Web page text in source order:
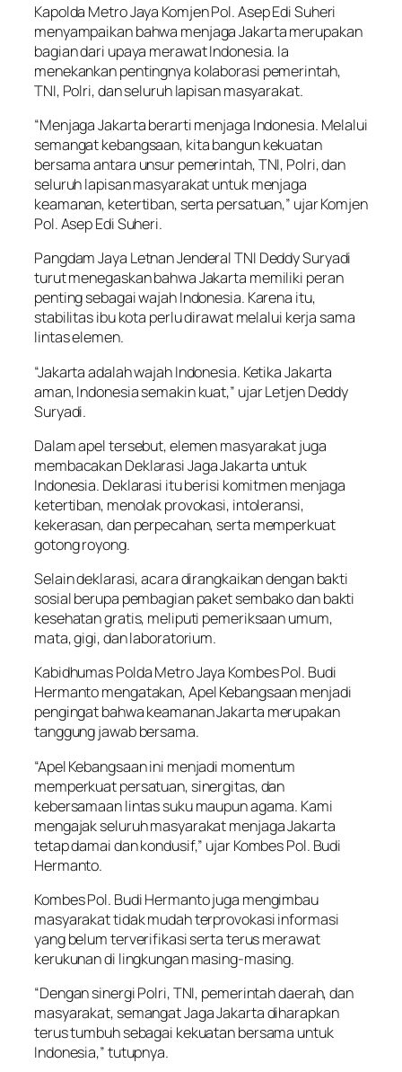
Kapolda Metro Jaya Komjen Pol. Asep Edi Suheri
menyampaikan bahwa menjaga Jakarta merupakan
bagian dari upaya merawat Indonesia. Ia
menekankan pentingnya kolaborasi pemerintah,
TNI, Polri, dan seluruh lapisan masyarakat.
“Menjaga Jakarta berarti menjaga Indonesia. Melalui
semangat kebangsaan, kita bangun kekuatan
bersama antara unsur pemerintah, TNI, Polri, dan
seluruh lapisan masyarakat untuk menjaga
keamanan, ketertiban, serta persatuan,” ujar Komjen
Pol. Asep Edi Suheri.
Pangdam Jaya Letnan Jenderal TNI Deddy Suryadi
turut menegaskan bahwa Jakarta memiliki peran
penting sebagai wajah Indonesia. Karena itu,
stabilitas ibu kota perlu dirawat melalui kerja sama
lintas elemen.
“Jakarta adalah wajah Indonesia. Ketika Jakarta
aman, Indonesia semakin kuat,” ujar Letjen Deddy
Suryadi.
Dalam apel tersebut, elemen masyarakat juga
membacakan Deklarasi Jaga Jakarta untuk
Indonesia. Deklarasi itu berisi komitmen menjaga
ketertiban, menolak provokasi, intoleransi,
kekerasan, dan perpecahan, serta memperkuat
gotong royong.
Selain deklarasi, acara dirangkaikan dengan bakti
sosial berupa pembagian paket sembako dan bakti
kesehatan gratis, meliputi pemeriksaan umum,
mata, gigi, dan laboratorium.
Kabidhumas Polda Metro Jaya Kombes Pol. Budi
Hermanto mengatakan, Apel Kebangsaan menjadi
pengingat bahwa keamanan Jakarta merupakan
tanggung jawab bersama.
“Apel Kebangsaan ini menjadi momentum
memperkuat persatuan, sinergitas, dan
kebersamaan lintas suku maupun agama. Kami
mengajak seluruh masyarakat menjaga Jakarta
tetap damai dan kondusif,” ujar Kombes Pol. Budi
Hermanto.
Kombes Pol. Budi Hermanto juga mengimbau
masyarakat tidak mudah terprovokasi informasi
yang belum terverifikasi serta terus merawat
kerukunan di lingkungan masing-masing.
“Dengan sinergi Polri, TNI, pemerintah daerah, dan
masyarakat, semangat Jaga Jakarta diharapkan
terus tumbuh sebagai kekuatan bersama untuk
Indonesia,” tutupnya.